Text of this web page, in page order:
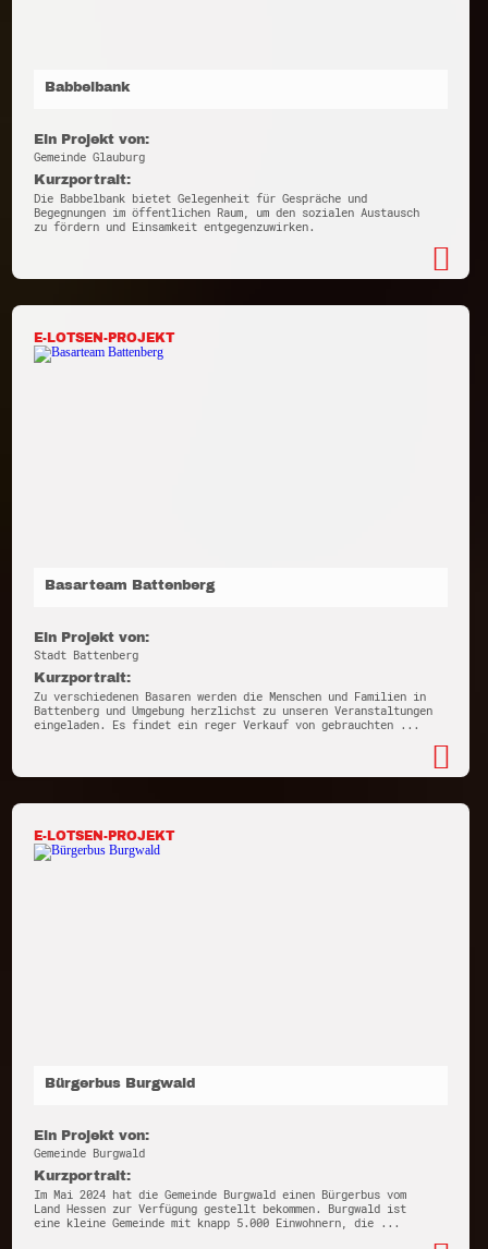
Babbelbank
Ein Projekt von:
Gemeinde Glauburg
Kurzportrait:
Die Babbelbank bietet Gelegenheit für Gespräche und
Begegnungen im öffentlichen Raum, um den sozialen Austausch
zu fördern und Einsamkeit entgegenzuwirken.
E-LOTSEN-PROJEKT
Basarteam Battenberg
Ein Projekt von:
Stadt Battenberg
Kurzportrait:
Zu verschiedenen Basaren werden die Menschen und Familien in
Battenberg und Umgebung herzlichst zu unseren Veranstaltungen
eingeladen. Es findet ein reger Verkauf von gebrauchten ...
E-LOTSEN-PROJEKT
Bürgerbus Burgwald
Ein Projekt von:
Gemeinde Burgwald
Kurzportrait:
Im Mai 2024 hat die Gemeinde Burgwald einen Bürgerbus vom
Land Hessen zur Verfügung gestellt bekommen. Burgwald ist
eine kleine Gemeinde mit knapp 5.000 Einwohnern, die ...